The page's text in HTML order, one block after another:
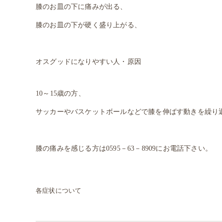
膝のお皿の下に痛みが出る、
膝のお皿の下が硬く盛り上がる、
オスグッドになりやすい人・原因
10～15歳の方、
サッカーやバスケットボールなどで膝を伸ばす動きを繰り
膝の痛みを感じる方は0595－63－8909にお電話下さい。
各症状について